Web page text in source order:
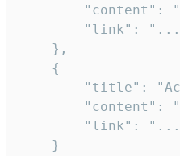
"content":
"link":
    },
    {
"title":
"content":
"link":
    }